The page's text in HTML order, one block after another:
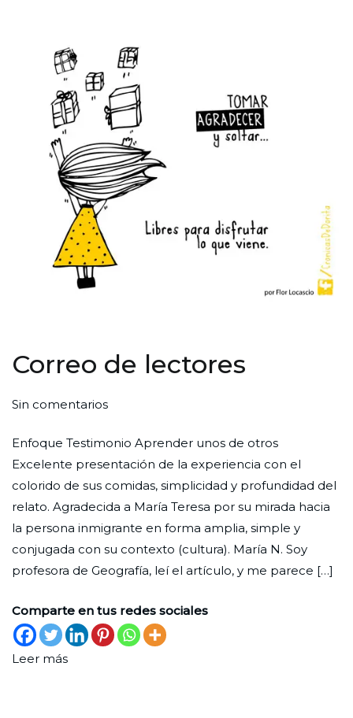
Correo de lectores
Por
Ciudad
Nueva
Publicada
30
de
diciembre
de
2025
Publicada
Lectores
Sin comentariosen
de
lectores
Enfoque Testimonio Aprender unos de otros
Excelente presentación de la experiencia con el
colorido de sus comidas, simplicidad y profundidad del
relato. Agradecida a María Teresa por su mirada hacia
la persona inmigrante en forma amplia, simple y
conjugada con su contexto (cultura). María N. Soy
profesora de Geografía, leí el artículo, y me parece […]
Comparte en tus redes sociales
Leer más